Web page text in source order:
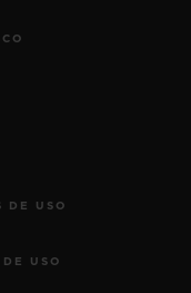
DE USO
USO